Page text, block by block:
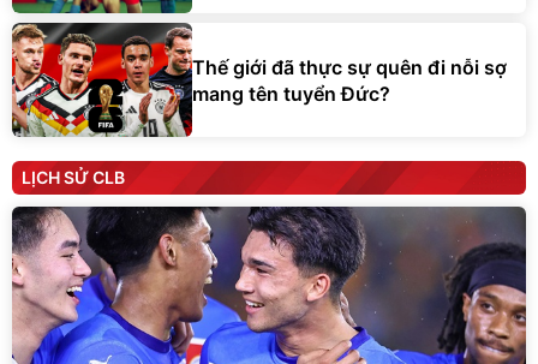
Thế giới đã thực sự quên đi nỗi sợ
mang tên tuyển Đức?
LỊCH SỬ CLB